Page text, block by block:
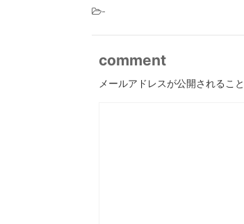
-
comment
メールアドレスが公開されるこ